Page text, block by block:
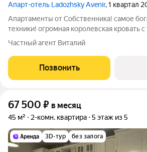
Апарт-отель Ladozhsky Avenir, 1 квартал
Апартаменты от Собственника! самое
техники! огромная королевская кровать
ортопедическим матрасом 27см!
для приготовления, бокалы для
Частный агент Виталий
Позвонить
67 500 ₽ в месяц
45 м² 2-комн. квартира 5 этаж из 5
3D-тур без залога